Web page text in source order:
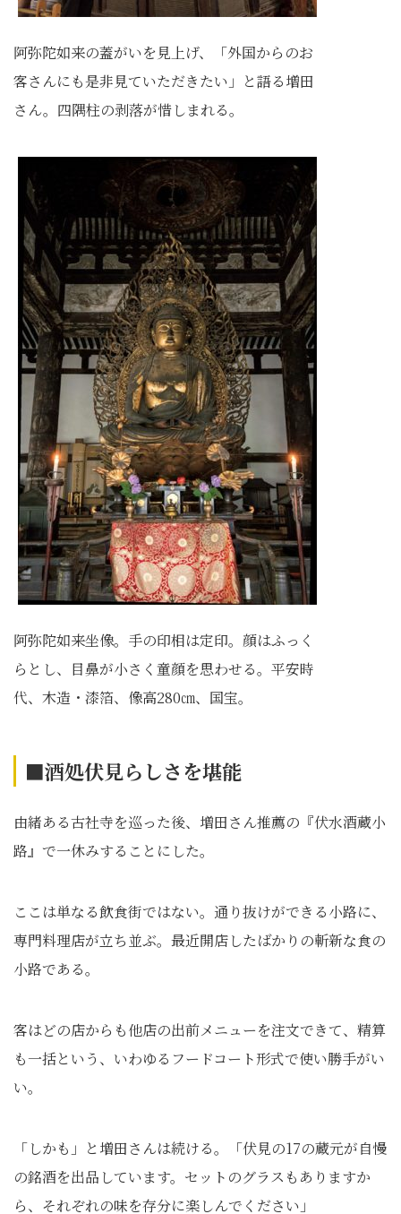
阿弥陀如来の蓋がいを見上げ、「外国からのお
客さんにも是非見ていただきたい」と語る増田
さん。四隅柱の剥落が惜しまれる。
阿弥陀如来坐像。手の印相は定印。顔はふっく
らとし、目鼻が小さく童顔を思わせる。平安時
代、木造・漆箔、像高280㎝、国宝。
■酒処伏見らしさを堪能
由緒ある古社寺を巡った後、増田さん推薦の『伏水酒蔵小
路』で一休みすることにした。
ここは単なる飲食街ではない。通り抜けができる小路に、
専門料理店が立ち並ぶ。最近開店したばかりの斬新な食の
小路である。
客はどの店からも他店の出前メニューを注文できて、精算
も一括という、いわゆるフードコート形式で使い勝手がい
い。
「しかも」と増田さんは続ける。「伏見の17の蔵元が自慢
の銘酒を出品しています。セットのグラスもありますか
ら、それぞれの味を存分に楽しんでください」